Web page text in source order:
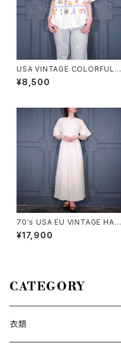
USA VINTAGE COLORFUL F
UNNY FISH PRINT DESIGN
T SHIRT/アメリカ古着カラフル
¥8,500
70's USA EU VINTAGE HAN
RO BACK RIBBON LACE DE
SIGN HALF SLEEVE KNIT O
¥17,900
CATEGORY
衣類